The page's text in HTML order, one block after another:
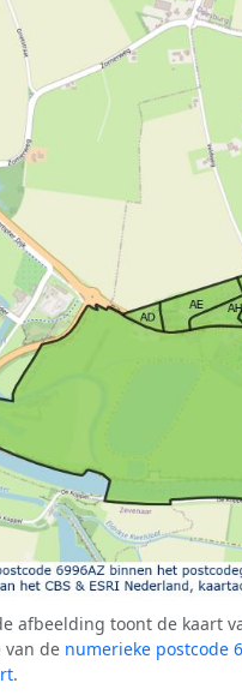
afbeelding toont de kaart
van de numerieke postcode
.